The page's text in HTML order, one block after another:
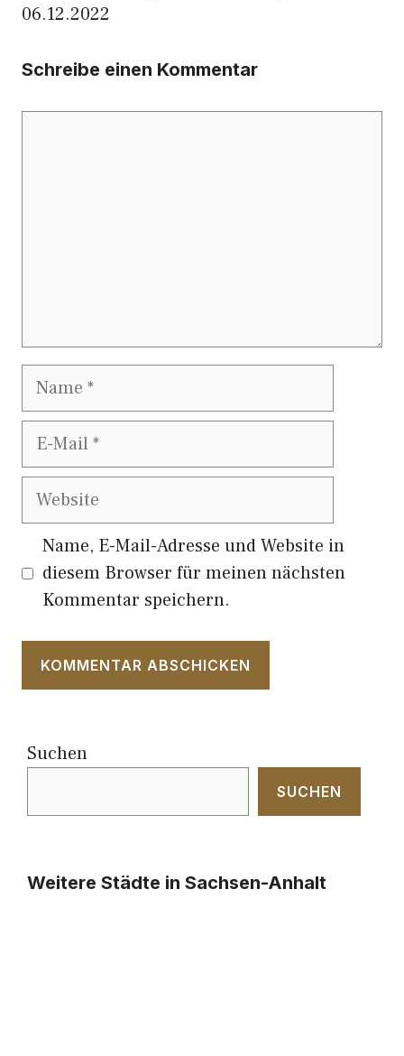
06.12.2022
Schreibe einen Kommentar
Name
E-
Website
Name, E-Mail-Adresse und Website in
diesem Browser für meinen nächsten
Kommentar speichern.
Suchen
SUCHEN
Weitere Städte in Sachsen-Anhalt